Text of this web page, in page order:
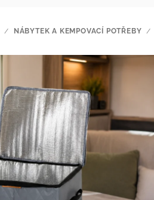
/ NÁBYTEK A KEMPOVACÍ POTŘEBY /